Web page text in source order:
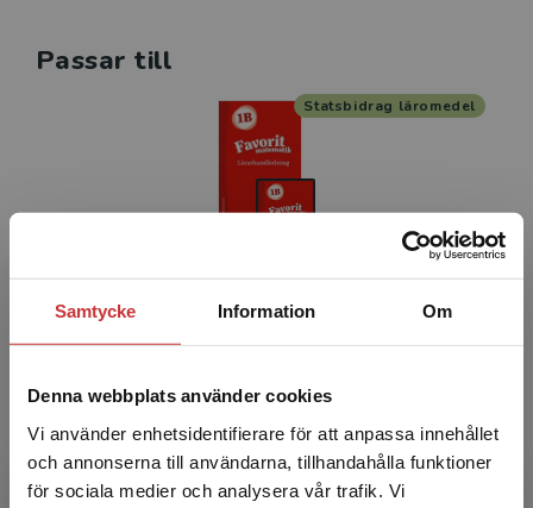
Samtycke Information Om
Denna webbplats använder cookies
Vi använder enhetsidentifierare för att anpassa innehållet
och annonserna till användarna, tillhandahålla funktioner
för sociala medier och analysera vår trafik. Vi
Passar till
Favorit matematik 1B Lärarpaket - Tryckt bok +
Digital lärarlicens 36 mån
367 krinkl. moms
Statsbidrag läromedel
Relaterat